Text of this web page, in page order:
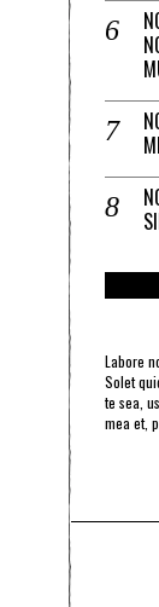
Labore
Solet
te sea,
mea et,